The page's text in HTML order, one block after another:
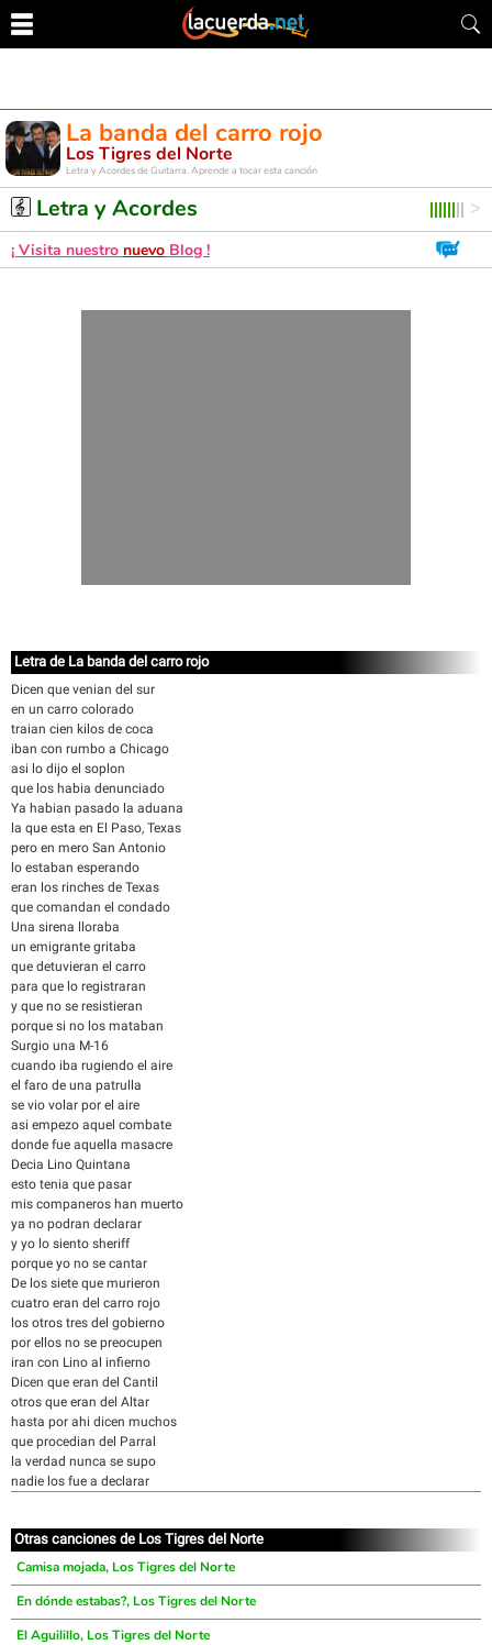
La banda del carro rojo
Los Tigres del Norte
Letra y Acordes de Guitarra. Aprende a tocar esta canción
Letra y Acordes
¡ Visita nuestro nuevo Blog !
Letra de La banda del carro rojo
Dicen que venian del sur
en un carro colorado
traian cien kilos de coca
iban con rumbo a Chicago
asi lo dijo el soplon
que los habia denunciado
Ya habian pasado la aduana
la que esta en El Paso, Texas
pero en mero San Antonio
lo estaban esperando
eran los rinches de Texas
que comandan el condado
Una sirena lloraba
un emigrante gritaba
que detuvieran el carro
para que lo registraran
y que no se resistieran
porque si no los mataban
Surgio una M-16
cuando iba rugiendo el aire
el faro de una patrulla
se vio volar por el aire
asi empezo aquel combate
donde fue aquella masacre
Decia Lino Quintana
esto tenia que pasar
mis companeros han muerto
ya no podran declarar
y yo lo siento sheriff
porque yo no se cantar
De los siete que murieron
cuatro eran del carro rojo
los otros tres del gobierno
por ellos no se preocupen
iran con Lino al infierno
Dicen que eran del Cantil
otros que eran del Altar
hasta por ahi dicen muchos
que procedian del Parral
la verdad nunca se supo
nadie los fue a declarar
Otras canciones de Los Tigres del Norte
Camisa mojada, Los Tigres del Norte
En dónde estabas?, Los Tigres del Norte
El Aguilillo, Los Tigres del Norte